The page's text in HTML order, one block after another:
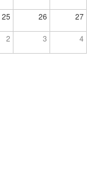
25 26 27
2 3 4